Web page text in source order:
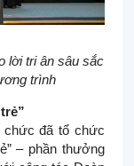
lời tri ân sâu sắc
trình
chức đã tổ chức
– phần thưởng